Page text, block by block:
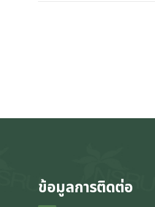
ข้อมูลการติดต่อ